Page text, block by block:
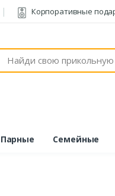
Корпоративные
Парные Семейные